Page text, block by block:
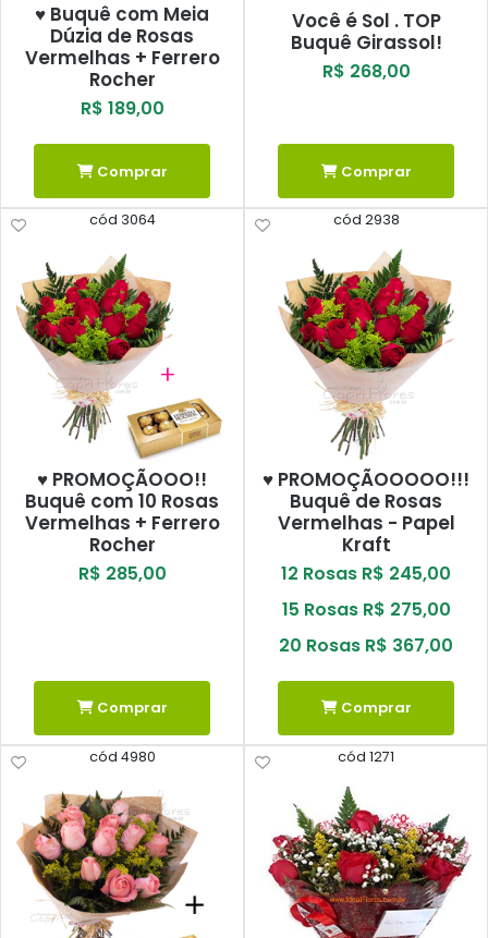
♥ Buquê com Meia
Dúzia de Rosas
Vermelhas + Ferrero
Rocher
R$ 189,00
Comprar
Você é Sol . TOP
Buquê Girassol!
R$ 268,00
Comprar
cód 3064
♥ PROMOÇÃOOO!!
Buquê com 10 Rosas
Vermelhas + Ferrero
Rocher
R$ 285,00
Comprar
cód 2938
♥ PROMOÇÃOOOOO!!!
Buquê de Rosas
Vermelhas - Papel
Kraft
12 Rosas R$ 245,00
15 Rosas R$ 275,00
20 Rosas R$ 367,00
Comprar
cód 4980 cód 1271